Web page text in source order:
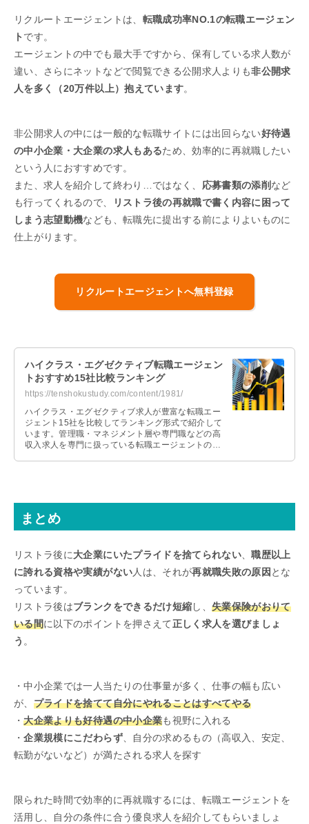
リクルートエージェントは、 転職成功率NO.1の転職エージェン
ト です。
エージェントの中でも最大手ですから、保有している求人数が
違い、さらにネットなどで閲覧できる公開求人よりも非公開求
人を多く（20万件以上）抱えています。
非公開求人の中には一般的な転職サイトには出回らない好待遇
の中小企業・大企業の求人もあるため、効率的に再就職したい
という人におすすめです。
また、求人を紹介して終わり…ではなく、 応募書類の添削 など
も行ってくれるので、
リストラ後の再就職で書く内容に困って
しまう志望動機なども、転職先に提出する前によりよいものに
仕上がります。
リクルートエージェントへ無料登録
ハイクラス・エグゼクティブ転職エージェン
トおすすめ15社比較ランキング
https://tenshokustudy.com/content/1981/
ハイクラス・エグゼクティブ求人が豊富な転職エー
ジェント15社を比較してランキング形式で紹介して
います。管理職・マネジメント層や専門職などの高
収入求人を専門に扱っている転職エージェントの選
まとめ
リストラ後に大企業にいたプライドを捨てられない、職歴以上
に誇れる資格や実績がない人は、それが再就職失敗の原因 とな
っています。
リストラ後はブランクをできるだけ短縮し、失業保険がおりて
いる間に以下のポイントを押さえて正しく求人を選びましょ
う 。
・中小企業では一人当たりの仕事量が多く、仕事の幅も広い
が、 プライドを捨てて自分にやれることはすべてやる
・大企業よりも好待遇の中小企業も視野に入れる
・企業規模にこだわらず、自分の求めるもの（高収入、安定、
転勤がないなど）が満たされる求人を探す
限られた時間で効率的に再就職するには、転職エージェントを
活用し、自分の条件に合う優良求人を紹介してもらいましょ